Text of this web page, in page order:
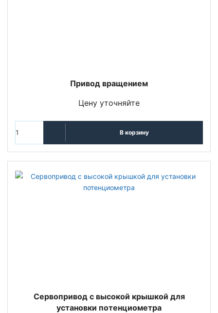
Привод вращением
Цену уточняйте
В корзину
Сервопривод с высокой крышкой для
установки потенциометра